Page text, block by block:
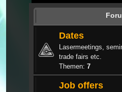
Dates
Lasermeetings,
trade fairs etc.
Themen: 7
Job offers